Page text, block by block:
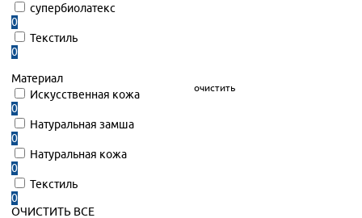
супербиолатекс
0
Текстиль
0
очистить
Материал
Искусственная кожа
0
Натуральная замша
0
Натуральная кожа
0
Текстиль
0
ОЧИСТИТЬ ВСЕ